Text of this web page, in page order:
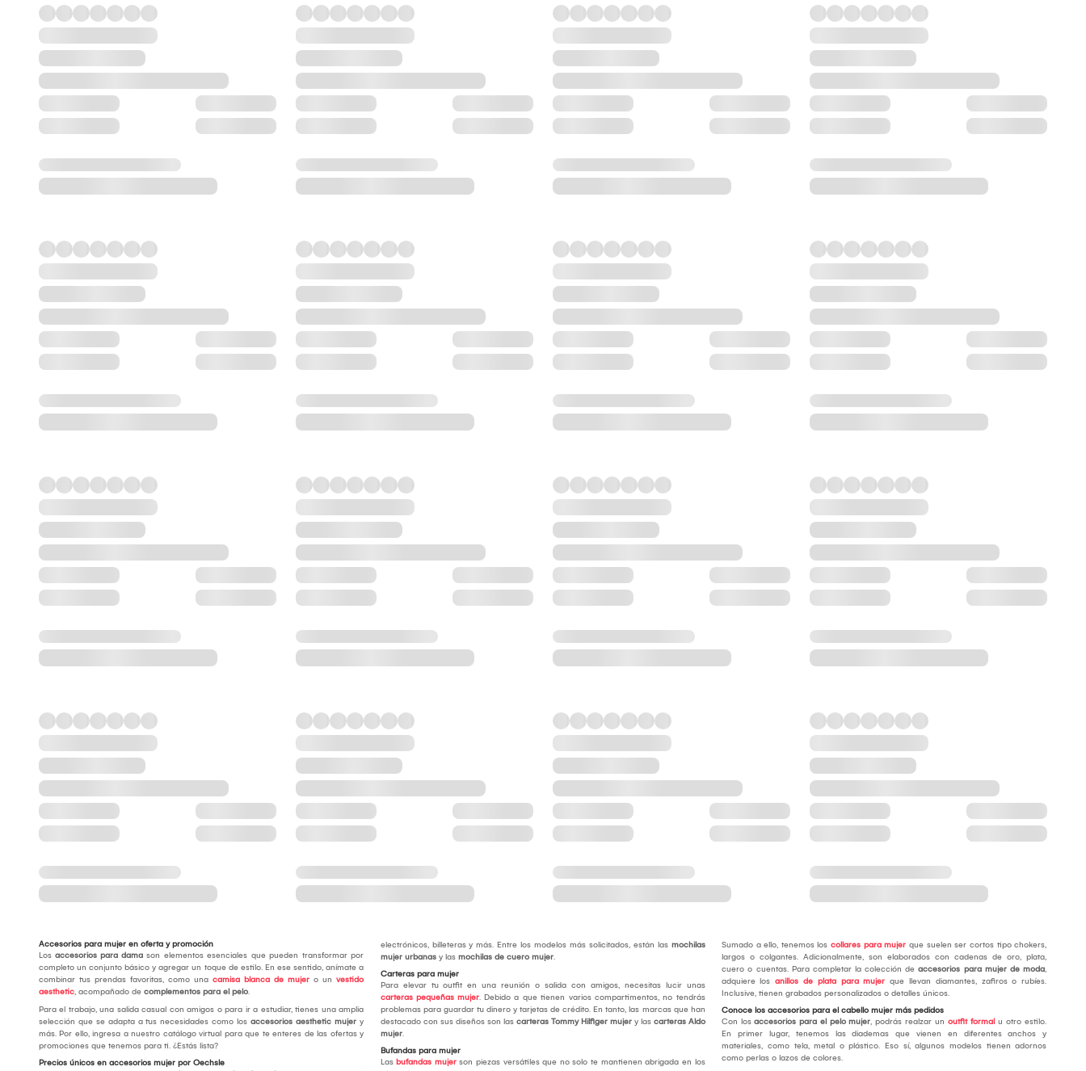
Accesorios para mujer en oferta y promoción
Los accesorios para dama son elementos esenciales que pueden transformar por
completo un conjunto básico y agregar un toque de estilo. En ese sentido, anímate a
combinar tus prendas favoritas, como una camisa blanca de mujer o un vestido
aesthetic, acompañado de complementos para el pelo.
Para el trabajo, una salida casual con amigos o para ir a estudiar, tienes una amplia
selección que se adapta a tus necesidades como los accesorios aesthetic mujer y
más. Por ello, ingresa a nuestro catálogo virtual para que te enteres de las ofertas y
promociones que tenemos para ti. ¿Estás lista?
Precios únicos en accesorios mujer por Oechsle
electrónicos, billeteras y más. Entre los modelos más solicitados, están las mochilas
mujer urbanasy las mochilas de cuero mujer.
Carteras para mujer
Para elevar tu outfit en una reunión o salida con amigos, necesitas lucir unas
carteras pequeñas mujer. Debido a que tienen varios compartimentos, no tendrás
problemas para guardar tu dinero y tarjetas de crédito. En tanto, las marcas que han
destacado con sus diseños son las carteras Tommy Hilfiger mujery las carteras Aldo
mujer.
Bufandas para mujer
Lasbufandas mujerson piezas versátiles que no solo te mantienen abrigada en los
Sumado a ello, tenemos los collares para mujer que suelen ser cortos tipo chokers,
largos o colgantes. Adicionalmente, son elaborados con cadenas de oro, plata,
cuero o cuentas. Para completar la colección deaccesorios para mujer de moda,
adquiere los anillos de plata para mujer que llevan diamantes, zafiros o rubíes.
Inclusive, tienen grabados personalizados o detalles únicos.
Conoce los accesorios para el cabello mujer más pedidos
Con losaccesorios para el pelo mujer, podrás realzar un outfit formal u otro estilo.
En primer lugar, tenemos las diademas que vienen en diferentes anchos y
materiales, como tela, metal o plástico. Eso sí, algunos modelos tienen adornos
como perlas o lazos de colores.